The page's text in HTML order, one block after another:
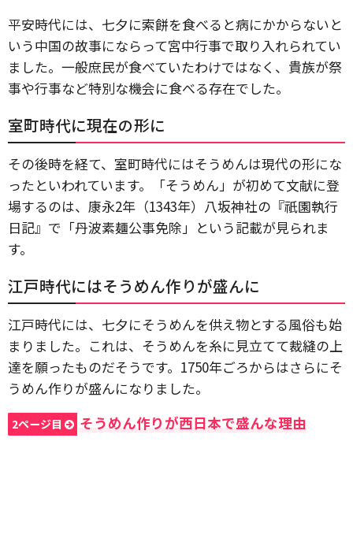
平安時代には、七夕に索餅を食べると病にかからないと
いう中国の故事にならって宮中行事で取り入れられてい
ました。一般庶民が食べていたわけではなく、貴族が祭
事や行事など特別な機会に食べる存在でした。
室町時代に現在の形に
その後時を経て、室町時代にはそうめんは現代の形にな
ったといわれています。「そうめん」が初めて文献に登
場するのは、康永2年（1343年）八坂神社の『祇園執行
日記』で「丹波素麺公事免除」という記載が見られま
す。
江戸時代にはそうめん作りが盛んに
江戸時代には、七夕にそうめんを供え物とする風俗も始
まりました。これは、そうめんを糸に見立てて裁縫の上
達を願ったものだそうです。1750年ごろからはさらにそ
うめん作りが盛んになりました。
2ページ目 そうめん作りが西日本で盛んな理由